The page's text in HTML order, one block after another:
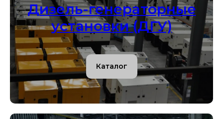
Дизель-генераторные
установки (ДГУ)
Каталог